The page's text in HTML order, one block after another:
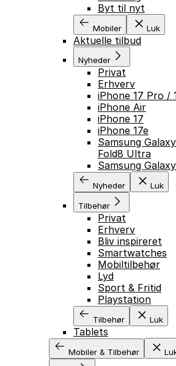
Byt til nyt
Mobiler Luk
Aktuelle tilbud
Nyheder
Privat
Erhverv
iPhone 17 Pro /
iPhone Air
iPhone 17
iPhone 17e
Samsung
Fold8 Ultra
Samsung
Nyheder Luk
Tilbehør
Privat
Erhverv
Bliv inspireret
Smartwatches
Mobiltilbehør
Lyd
Sport & Fritid
Playstation
Tilbehør Luk
Tablets
Mobiler & Tilbehør